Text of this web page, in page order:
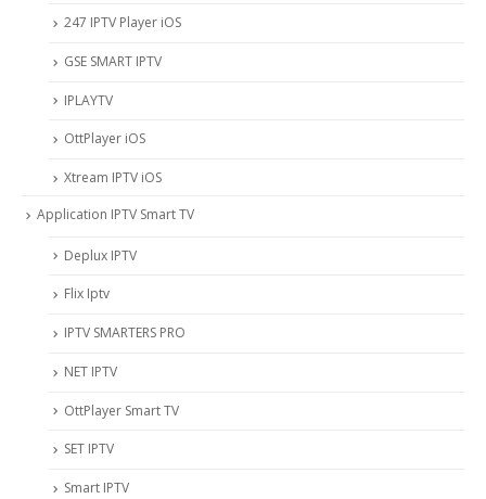
247 IPTV Player iOS
‎GSE SMART IPTV
IPLAYTV
OttPlayer iOS
Xtream IPTV iOS
Application IPTV Smart TV
Deplux IPTV
Flix Iptv
IPTV SMARTERS PRO
NET IPTV
OttPlayer Smart TV
SET IPTV
Smart IPTV